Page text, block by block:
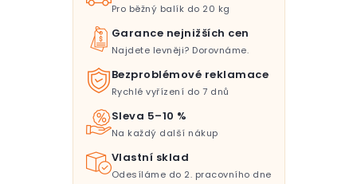
Pro běžný balík do 20 kg
Garance nejnižších cen
Najdete levněji? Dorovnáme.
Bezproblémové reklamace
Rychlé vyřízení do 7 dnů
Sleva 5–10 %
Na každý další nákup
Vlastní sklad
Odesíláme do 2. pracovního dne